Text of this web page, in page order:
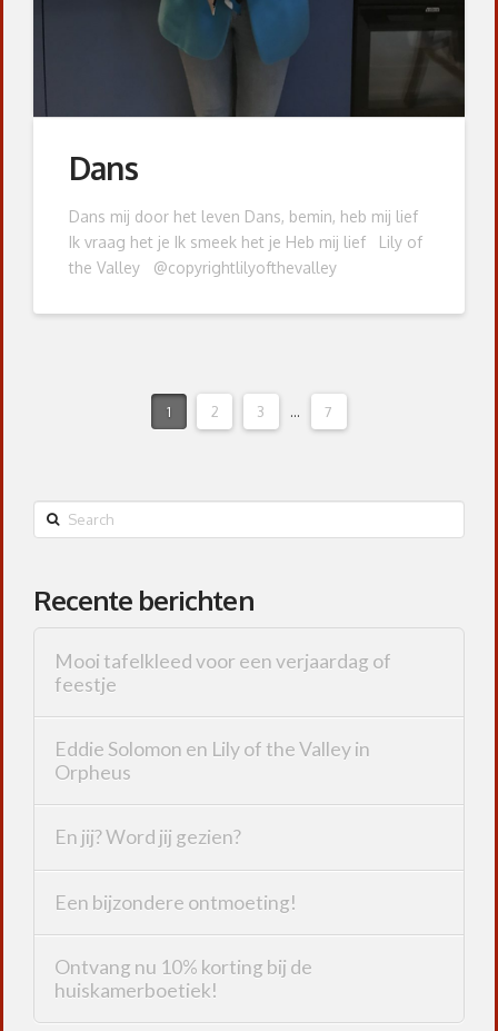
Dans
Dans mij door het leven Dans, bemin, heb mij lief
Ik vraag het je Ik smeek het je Heb mij lief Lily of
the Valley @copyrightlilyofthevalley
1 2 3 ... 7
Search
Recente berichten
Mooi tafelkleed voor een verjaardag of
feestje
Eddie Solomon en Lily of the Valley in
Orpheus
En jij? Word jij gezien?
Een bijzondere ontmoeting!
Ontvang nu 10% korting bij de
huiskamerboetiek!